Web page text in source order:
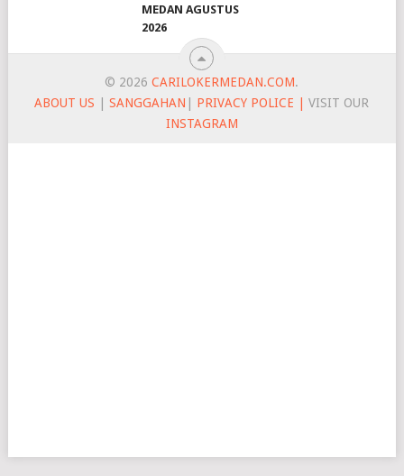
MEDAN AGUSTUS
2026
© 2026CARILOKERMEDAN.COM.
ABOUT US |SANGGAHAN PRIVACY POLICE |
VISIT OUR
INSTAGRAM